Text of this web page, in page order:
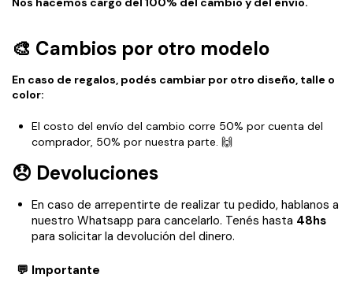
🎨 Cambios por otro modelo
En caso de regalos, podés cambiar por otro diseño, talle o
color:
El costo del envío del cambio corre 50% por cuenta del
comprador, 50% por nuestra parte. 🙌
😞 Devoluciones
En caso de arrepentirte de realizar tu pedido, hablanos a
nuestro Whatsapp para cancelarlo. Tenés hasta 48hs
para solicitar la devolución del dinero.
💬 Importante